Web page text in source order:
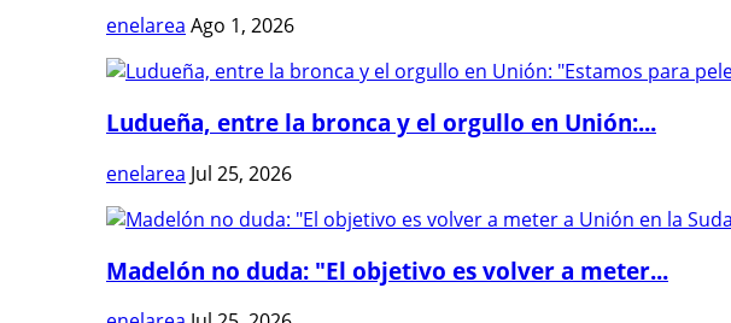
enelarea Ago 1, 2026
Ludueña, entre la bronca y el orgullo en Unión:...
enelarea Jul 25, 2026
Madelón no duda: "El objetivo es volver a meter...